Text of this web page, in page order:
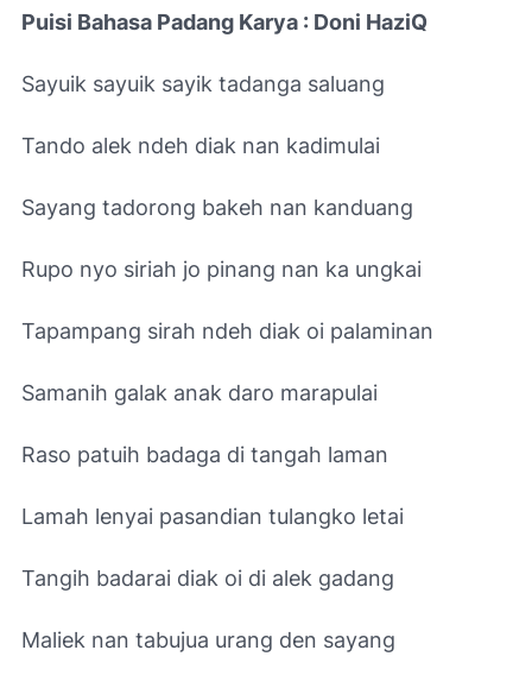
Puisi Bahasa Padang Karya : Doni HaziQ
Sayuik sayuik sayik tadanga saluang
Tando alek ndeh diak nan kadimulai
Sayang tadorong bakeh nan kanduang
Rupo nyo siriah jo pinang nan ka ungkai
Tapampang sirah ndeh diak oi palaminan
Samanih galak anak daro marapulai
Raso patuih badaga di tangah laman
Lamah lenyai pasandian tulangko letai
Tangih badarai diak oi di alek gadang
Maliek nan tabujua urang den sayang